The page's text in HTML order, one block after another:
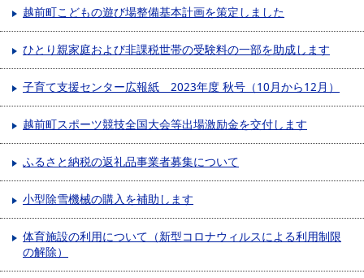
越前町こどもの遊び場整備基本計画を策定しました
ひとり親家庭および非課税世帯の受験料の一部を助成します
子育て支援センター広報紙 2023年度 秋号（10月から12月）
越前町スポーツ競技全国大会等出場激励金を交付します
ふるさと納税の返礼品事業者募集について
小型除雪機械の購入を補助します
体育施設の利用について（新型コロナウィルスによる利用制限
の解除）